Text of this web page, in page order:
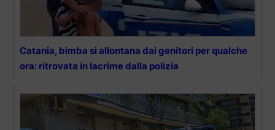
Catania, bimba si allontana dai genitori per qualche
ora: ritrovata in lacrime dalla polizia